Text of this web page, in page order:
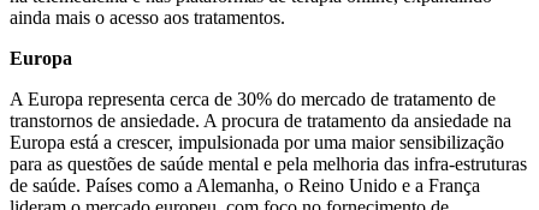
ainda mais o acesso aos tratamentos.
Europa
A Europa representa cerca de 30% do mercado de tratamento de
transtornos de ansiedade. A procura de tratamento da ansiedade na
Europa está a crescer, impulsionada por uma maior sensibilização
para as questões de saúde mental e pela melhoria das infra-estruturas
de saúde. Países como a Alemanha, o Reino Unido e a França